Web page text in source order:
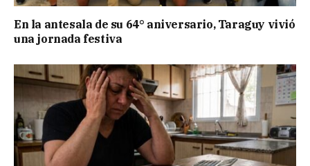
En la antesala de su 64° aniversario, Taraguy vivió
una jornada festiva